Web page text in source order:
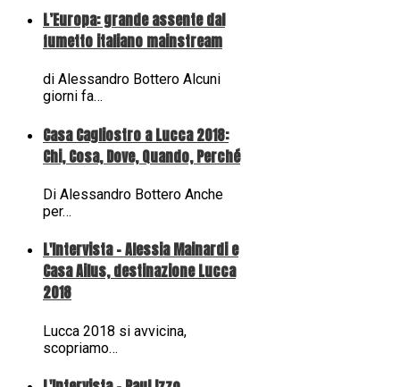
L’Europa: grande assente dal
fumetto italiano mainstream
di Alessandro Bottero Alcuni
giorni fa…
Casa Cagliostro a Lucca 2018:
Chi, Cosa, Dove, Quando, Perché
Di Alessandro Bottero Anche
per…
L'Intervista - Alessia Mainardi e
Casa Ailus, destinazione Lucca
2018
Lucca 2018 si avvicina,
scopriamo…